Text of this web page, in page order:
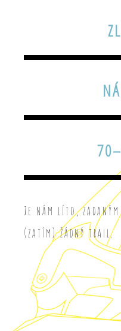
Je nám líto,
(zatím) žádný trail.